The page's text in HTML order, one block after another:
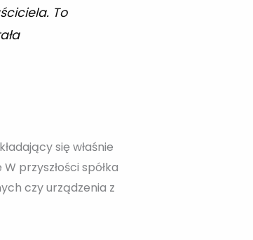
To
się właśnie
przyszłości spółka
czy urządzenia z